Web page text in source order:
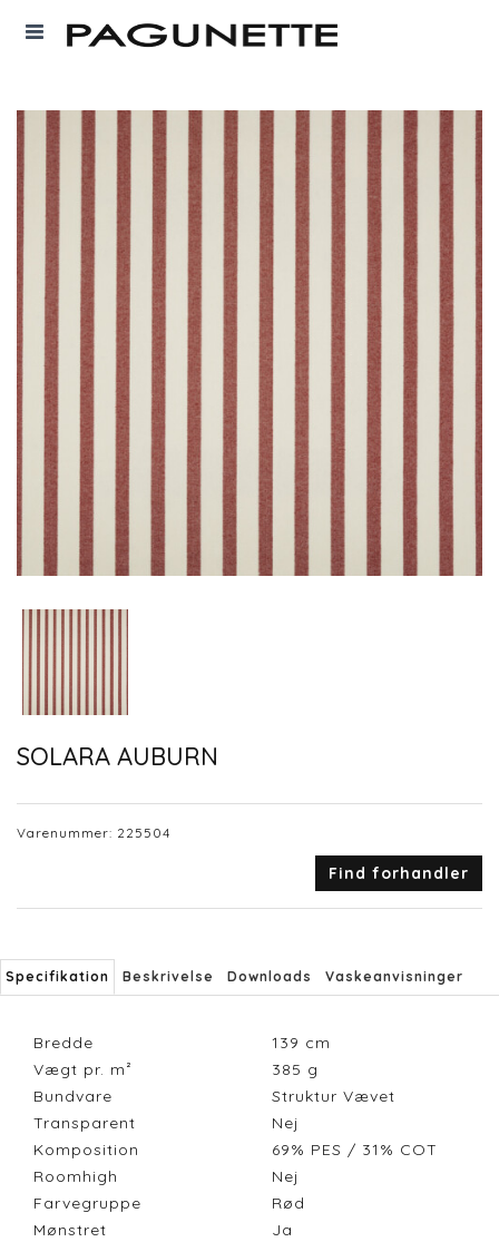
SOLARA AUBURN
Varenummer: 225504
Find forhandler
Specifikation Beskrivelse Downloads Vaskeanvisninger
Bredde 139 cm
Vægt pr. m²
385 g
Bundvare
Struktur Vævet
Transparent
Nej
Komposition
69% PES / 31% COT
Roomhigh
Nej
Farvegruppe
Rød
Mønstret
Ja